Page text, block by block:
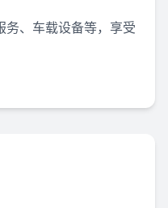
务、车载设备等，享受